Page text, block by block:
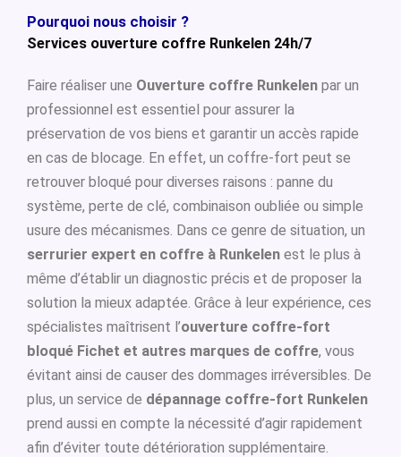
Pourquoi nous choisir ?
Services ouverture coffre Runkelen 24h/7
Faire réaliser une Ouverture coffre Runkelen par un
professionnel est essentiel pour assurer la
préservation de vos biens et garantir un accès rapide
en cas de blocage. En effet, un coffre-fort peut se
retrouver bloqué pour diverses raisons : panne du
système, perte de clé, combinaison oubliée ou simple
usure des mécanismes. Dans ce genre de situation, un
serrurier expert en coffre à Runkelen est le plus à
même d’établir un diagnostic précis et de proposer la
solution la mieux adaptée. Grâce à leur expérience, ces
spécialistes maîtrisent l’ouverture coffre-fort
bloqué Fichet et autres marques de coffre, vous
évitant ainsi de causer des dommages irréversibles. De
plus, un service de dépannage coffre-fort Runkelen
prend aussi en compte la nécessité d’agir rapidement
afin d’éviter toute détérioration supplémentaire.